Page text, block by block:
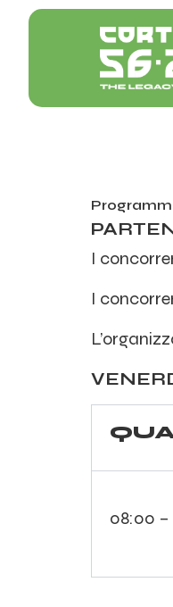
I
I
08:00 –